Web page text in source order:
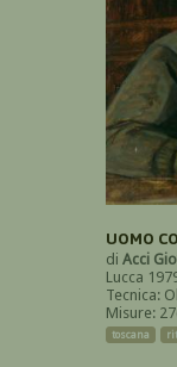
UOMO
di Acci
Lucca
Tecnica:
Misure:
toscana